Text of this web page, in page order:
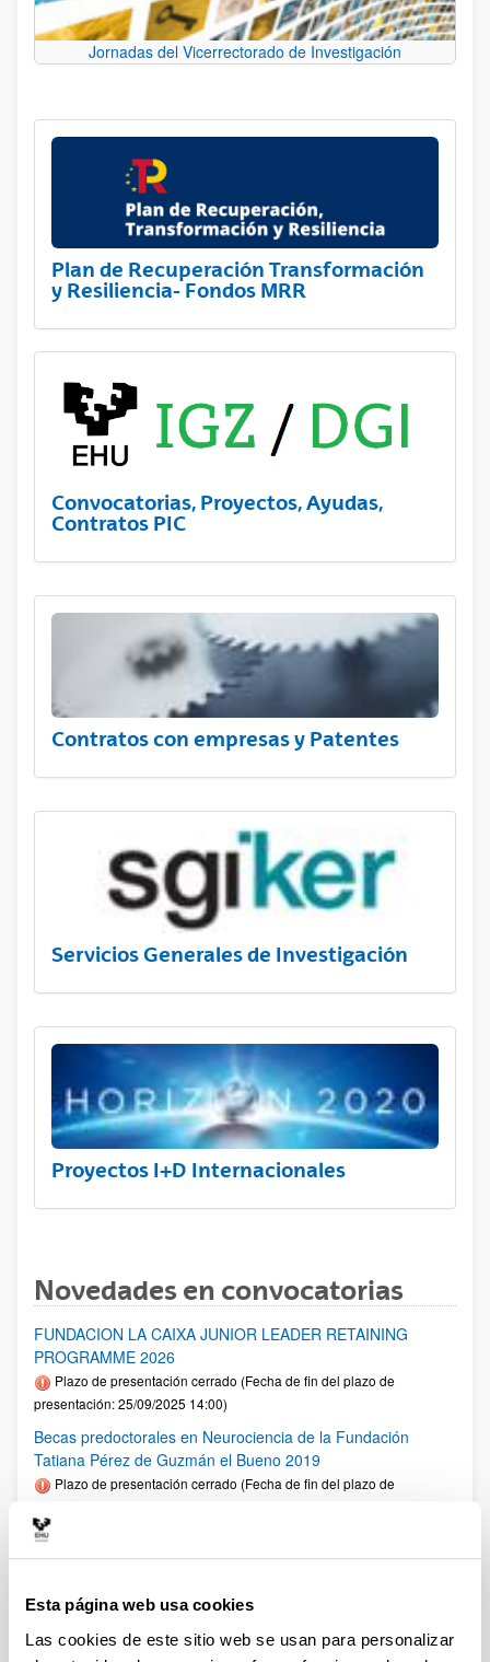
Esta página web usa cookies
Las cookies de este sitio web se usan para personalizar
Jornadas del Vicerrectorado de Investigación
Plan de Recuperación Transformación
y Resiliencia- Fondos MRR
Convocatorias, Proyectos, Ayudas,
Contratos PIC
Contratos con empresas y Patentes
Servicios Generales de Investigación
Proyectos I+D Internacionales
Novedades en convocatorias
FUNDACION LA CAIXA JUNIOR LEADER RETAINING
PROGRAMME 2026
Plazo de presentación cerrado (Fecha de fin del plazo de
presentación: 25/09/2025 14:00)
Becas predoctorales en Neurociencia de la Fundación
Tatiana Pérez de Guzmán el Bueno 2019
Plazo de presentación cerrado (Fecha de fin del plazo de
Fellows Gipuzkoa 2025
Plazo de presentación cerrado: 01/04/2025 - 12/05/2025 00:00
El plazo de presentación de solicitudes finaliza el 12/05/2025.
1er plazo interno UPV/EHU: 30/04/2025 (Ver resumen))